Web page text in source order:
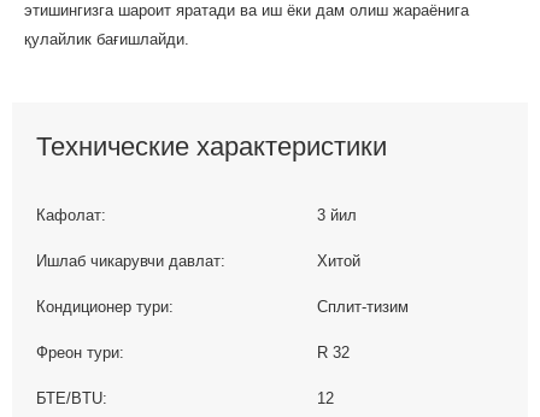
этишингизга шароит яратади ва иш ёки дам олиш жараёнига
қулайлик бағишлайди.
Технические характеристики
Кафолат: 3 йил
Ишлаб чикарувчи давлат: Хитой
Кондиционер тури: Сплит-тизим
Фреон тури: R 32
БТЕ/BTU: 12